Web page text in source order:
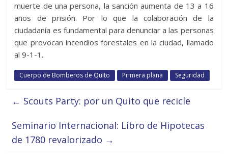
muerte de una persona, la sanción aumenta de 13 a 16
años de prisión. Por lo que la colaboración de la
ciudadanía es fundamental para denunciar a las personas
que provocan incendios forestales en la ciudad, llamado
al 9-1-1.
Cuerpo de Bomberos de Quito Primera plana Seguridad
← Scouts Party: por un Quito que recicle
Seminario Internacional: Libro de Hipotecas
de 1780 revalorizado →